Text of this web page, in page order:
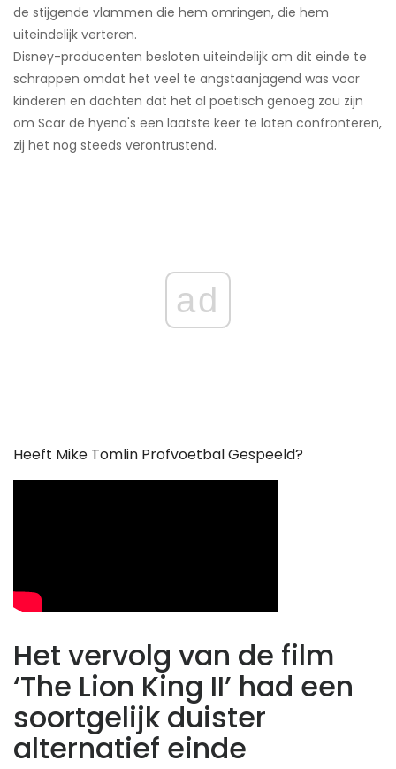
de stijgende vlammen die hem omringen, die hem
uiteindelijk verteren.
Disney-producenten besloten uiteindelijk om dit einde te
schrappen omdat het veel te angstaanjagend was voor
kinderen en dachten dat het al poëtisch genoeg zou zijn
om Scar de hyena's een laatste keer te laten confronteren,
zij het nog steeds verontrustend.
ad
Heeft Mike Tomlin Profvoetbal Gespeeld?
Het vervolg van de film
‘The Lion King II’ had een
soortgelijk duister
alternatief einde